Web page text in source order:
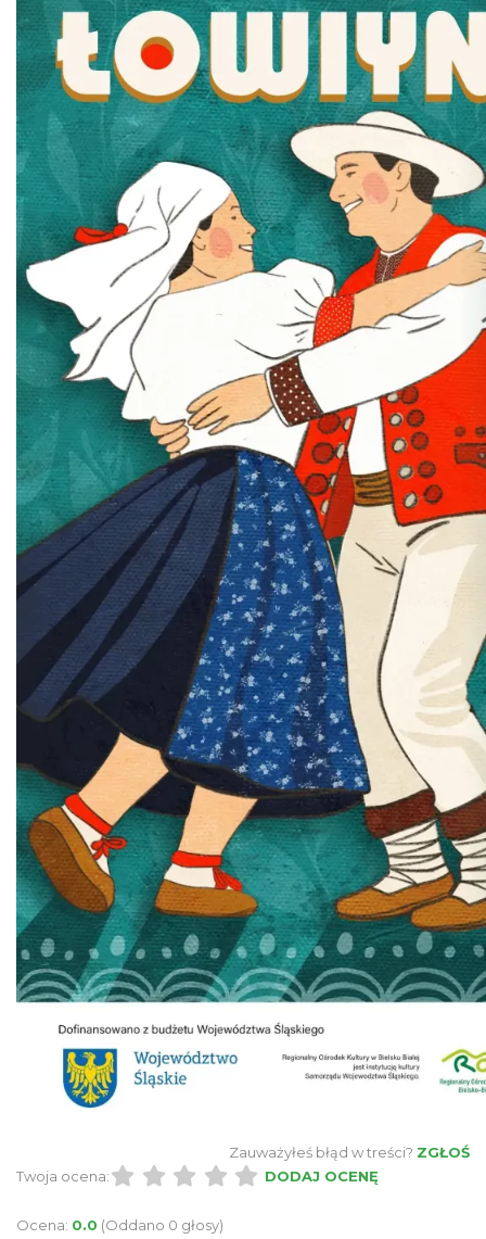
Puchar Złotego Gronia
Istebna
2026-08-23
1.84 km
Święto Jagnięciny w Istebnej
Istebna
2026-08-15
1.89 km
Dni Koronki Koniakowskiej
Koniaków
2026-08-13
3.71 km
Koniaków
2026-08-15
3.80 km
Ustanowienie Sanktuarium Matki Bożej
Frydeckiej
Jaworzynka
2026-08-22
4.55 km
Zauważyłeś błąd w treści? ZGŁOŚ
Twoja ocena:
DODAJ OCENĘ
Ocena: 0.0 (Oddano 0 głosy)